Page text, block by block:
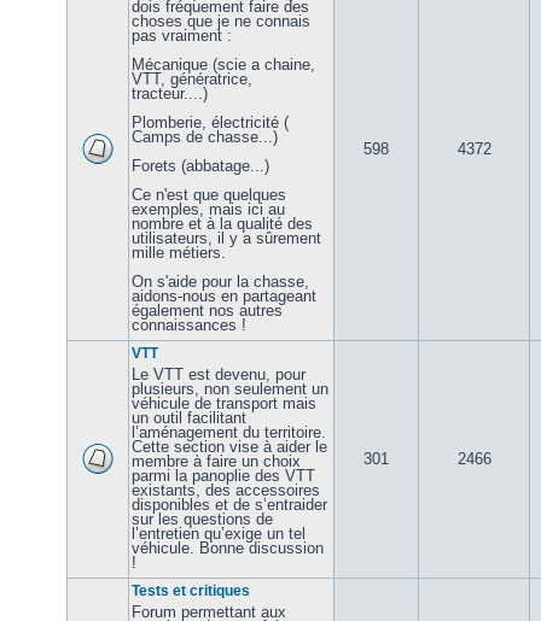
dois fréquement faire des
choses que je ne connais
pas vraiment :
Mécanique (scie a chaine,
VTT, génératrice,
tracteur....)
Plomberie, électricité (
Camps de chasse...)
Forets (abbatage...)
Ce n'est que quelques
exemples, mais ici au
nombre et à la qualité des
utilisateurs, il y a sûrement
mille métiers.
On s'aide pour la chasse,
aidons-nous en partageant
également nos autres
connaissances !
598 4372
VTT
Le VTT est devenu, pour
plusieurs, non seulement un
véhicule de transport mais
un outil facilitant
l’aménagement du territoire.
Cette section vise à aider le
membre à faire un choix
parmi la panoplie des VTT
existants, des accessoires
disponibles et de s’entraider
sur les questions de
l’entretien qu’exige un tel
véhicule. Bonne discussion
!
301 2466
Tests et critiques
Forum permettant aux